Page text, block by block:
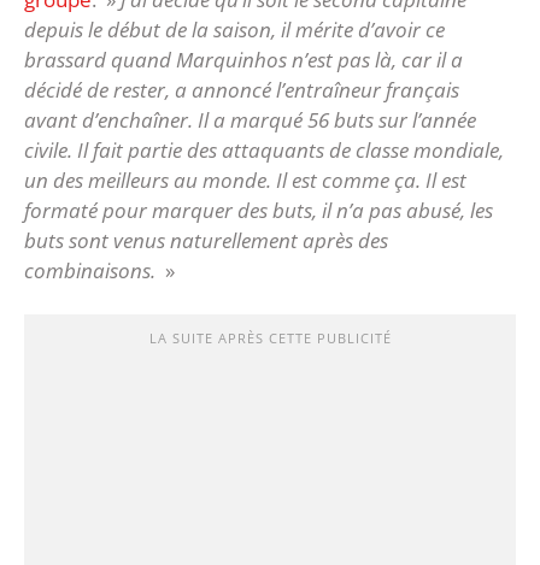
depuis le début de la saison, il mérite d’avoir ce
brassard quand Marquinhos n’est pas là, car il a
décidé de rester, a annoncé l’entraîneur français
avant d’enchaîner. Il a marqué 56 buts sur l’année
civile. Il fait partie des attaquants de classe mondiale,
un des meilleurs au monde. Il est comme ça. Il est
formaté pour marquer des buts, il n’a pas abusé, les
buts sont venus naturellement après des
combinaisons. »
LA SUITE APRÈS CETTE PUBLICITÉ